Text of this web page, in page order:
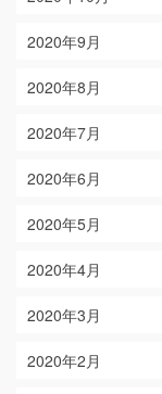
2020年9月
2020年8月
2020年7月
2020年6月
2020年5月
2020年4月
2020年3月
2020年2月